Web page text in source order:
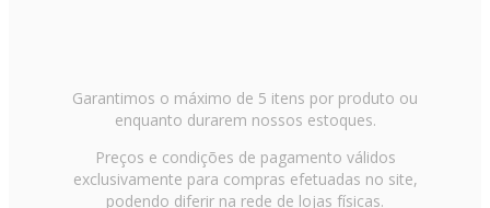
Garantimos o máximo de 5 itens por produto ou
enquanto durarem nossos estoques.
Preços e condições de pagamento válidos
exclusivamente para compras efetuadas no site,
podendo diferir na rede de lojas físicas.